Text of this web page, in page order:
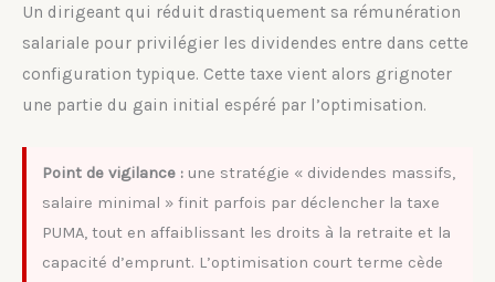
Un dirigeant qui réduit drastiquement sa rémunération
salariale pour privilégier les dividendes entre dans cette
configuration typique. Cette taxe vient alors grignoter
une partie du gain initial espéré par l’optimisation.
Point de vigilance : une stratégie « dividendes massifs,
salaire minimal » finit parfois par déclencher la taxe
PUMA, tout en affaiblissant les droits à la retraite et la
capacité d’emprunt. L’optimisation court terme cède